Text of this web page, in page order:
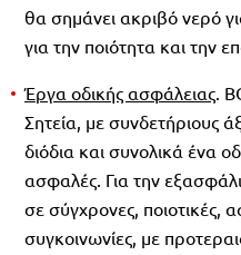
θα σημάνει ακριβό νερό
για την ποιότητα και την
Έργα οδικής ασφάλειας .
Σητεία, με συνδετήριους
διόδια και συνολικά ένα
ασφαλές. Για την
σε σύγχρονες, ποιοτικές,
συγκοινωνίες, με